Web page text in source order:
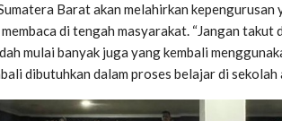
Barat akan melahirkan
di tengah masyarakat. “Jangan
mulai banyak juga yang kembali
dibutuhkan dalam proses belajar di